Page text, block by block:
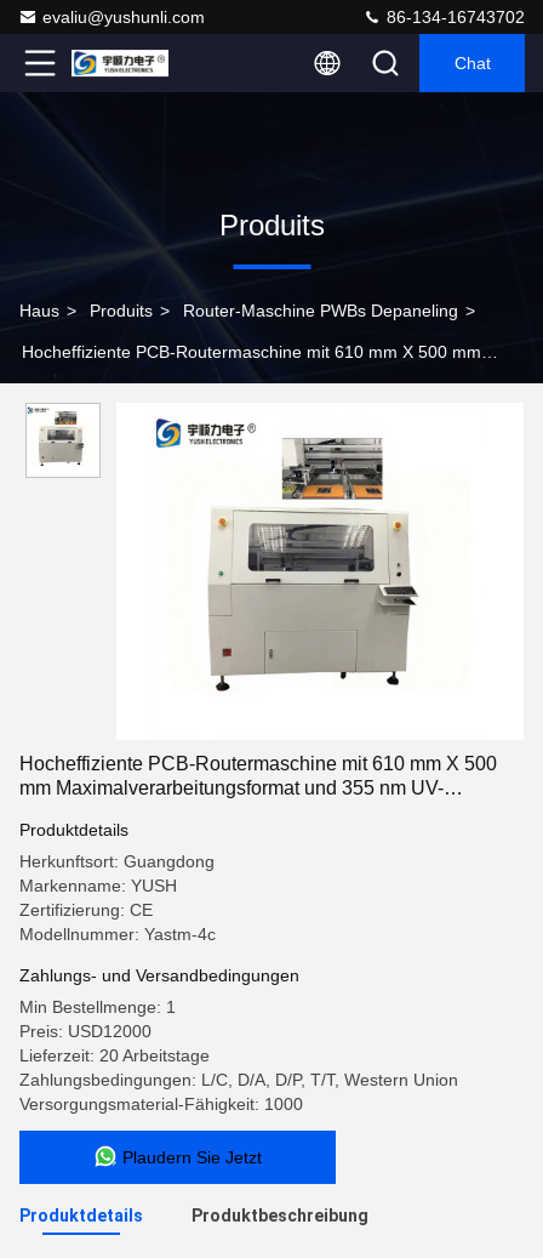
evaliu@yushunli.com 86-134-16743702
Chat
Produits
Haus > Produits > Router-Maschine PWBs Depaneling >
Hocheffiziente PCB-Routermaschine mit 610 mm X 500 mm
Hocheffiziente PCB-Routermaschine mit 610 mm X 500
mm Maximalverarbeitungsformat und 355 nm UV-
Produktdetails
Herkunftsort: Guangdong
Markenname: YUSH
Zertifizierung: CE
Modellnummer: Yastm-4c
Zahlungs- und Versandbedingungen
Min Bestellmenge: 1
Preis: USD12000
Lieferzeit: 20 Arbeitstage
Zahlungsbedingungen: L/C, D/A, D/P, T/T, Western Union
Versorgungsmaterial-Fähigkeit: 1000
Plaudern Sie Jetzt
Produktdetails Produktbeschreibung